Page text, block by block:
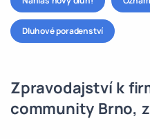
Dluhové poradenství
Zpravodajství k
community Brno,